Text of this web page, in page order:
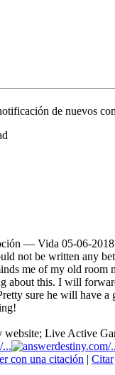
de nuevos
— Vida 05-06-
not be written any
me of my old room
about this. I will
sure he will have a
website; Live Active
...
con una citación | Citar